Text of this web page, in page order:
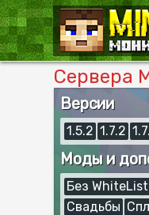
Сервера
Версии
1.5.2 1.7.2
Моды и
Без WhiteList
Свадьбы